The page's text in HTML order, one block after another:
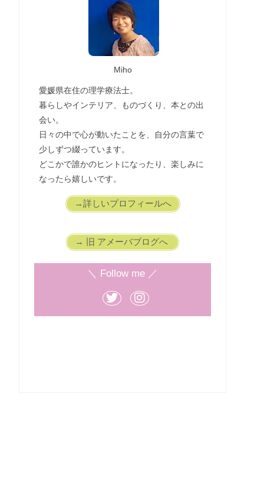
Miho
愛媛県在住の理学療法士。
暮らしやインテリア、ものづくり、本との出
会い。
日々の中で心が動いたことを、自分の言葉で
少しずつ綴っています。
どこかで誰かのヒントになったり、楽しみに
なったら嬉しいです。
→詳しいプロフィールへ
→ 旧 アメーバブログへ
＼ Follow me ／